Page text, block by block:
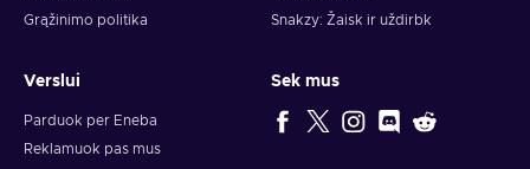
Grąžinimo politika
Snakzy: Žaisk ir uždirbk
Verslui
Parduok per Eneba
Reklamuok pas mus
Sek mus